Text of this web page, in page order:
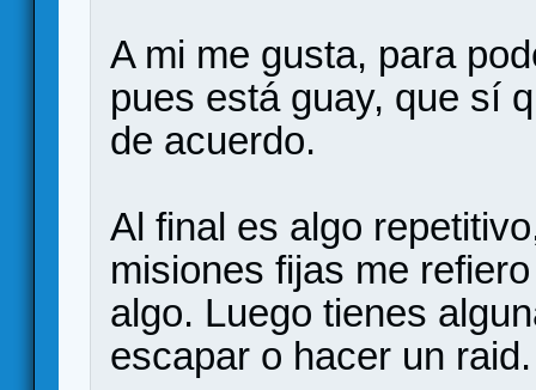
A mi me gusta, para
pues está guay, que sí
de acuerdo.
Al final es algo
misiones fijas me
algo. Luego tienes
escapar o hacer un raid.